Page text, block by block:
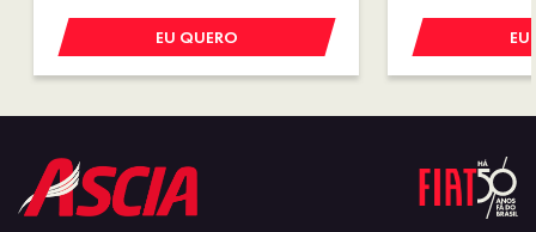
PREÇO IMPERDÍVEL
EU QUERO
SAIA
EU